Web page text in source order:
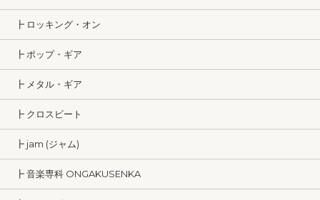
┣ ロッキング・オン
┣ ポップ・ギア
┣ メタル・ギア
┣ クロスビート
┣ jam (ジャム)
┣ 音楽専科 ONGAKUSENKA